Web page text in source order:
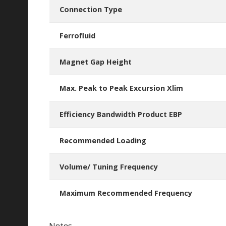
Connection Type
Ferrofluid
Magnet Gap Height
Max. Peak to Peak Excursion Xlim
Efficiency Bandwidth Product EBP
Recommended Loading
Volume/ Tuning Frequency
Maximum Recommended Frequency